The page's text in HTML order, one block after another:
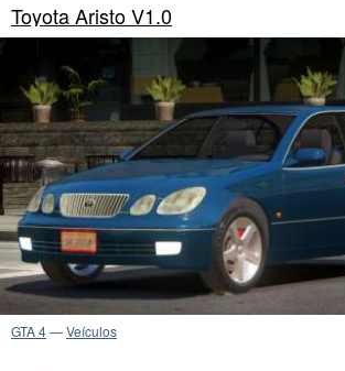
Toyota Aristo V1.0
GTA 4—Veículos